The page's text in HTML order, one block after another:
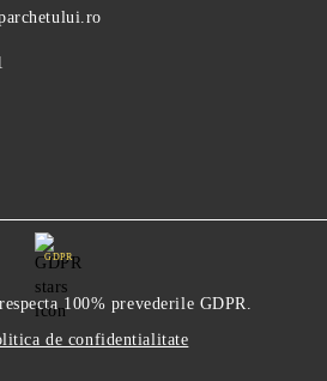
GDPR
100% prevederile GDPR.
de confidentialitate